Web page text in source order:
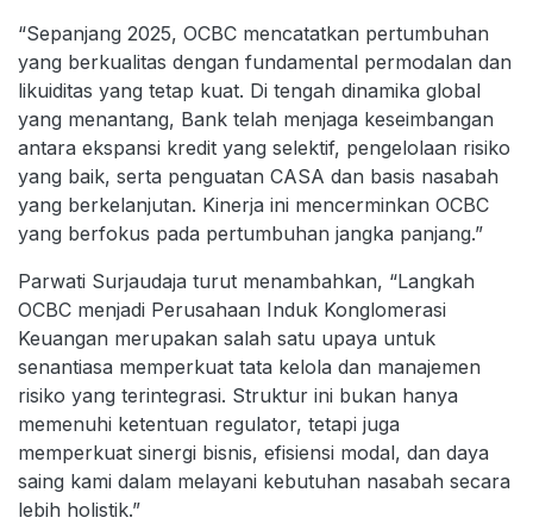
“Sepanjang 2025, OCBC mencatatkan pertumbuhan
yang berkualitas dengan fundamental permodalan dan
likuiditas yang tetap kuat. Di tengah dinamika global
yang menantang, Bank telah menjaga keseimbangan
antara ekspansi kredit yang selektif, pengelolaan risiko
yang baik, serta penguatan CASA dan basis nasabah
yang berkelanjutan. Kinerja ini mencerminkan OCBC
yang berfokus pada pertumbuhan jangka panjang.”
Parwati Surjaudaja turut menambahkan, “Langkah
OCBC menjadi Perusahaan Induk Konglomerasi
Keuangan merupakan salah satu upaya untuk
senantiasa memperkuat tata kelola dan manajemen
risiko yang terintegrasi. Struktur ini bukan hanya
memenuhi ketentuan regulator, tetapi juga
memperkuat sinergi bisnis, efisiensi modal, dan daya
saing kami dalam melayani kebutuhan nasabah secara
lebih holistik.”